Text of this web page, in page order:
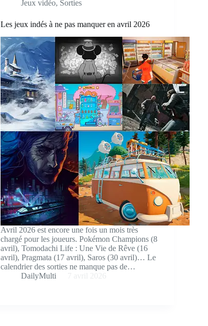
Jeux vidéo, Sorties
Les jeux indés à ne pas manquer en avril 2026
Avril 2026 est encore une fois un mois très
chargé pour les joueurs. Pokémon Champions (8
avril), Tomodachi Life : Une Vie de Rêve (16
avril), Pragmata (17 avril), Saros (30 avril)… Le
calendrier des sorties ne manque pas de…
DailyMulti